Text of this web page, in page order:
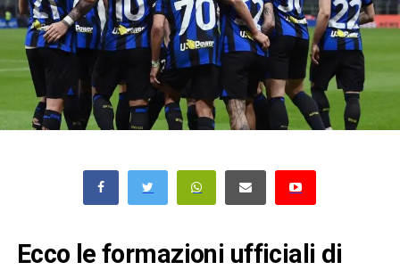
Ecco le formazioni ufficiali di